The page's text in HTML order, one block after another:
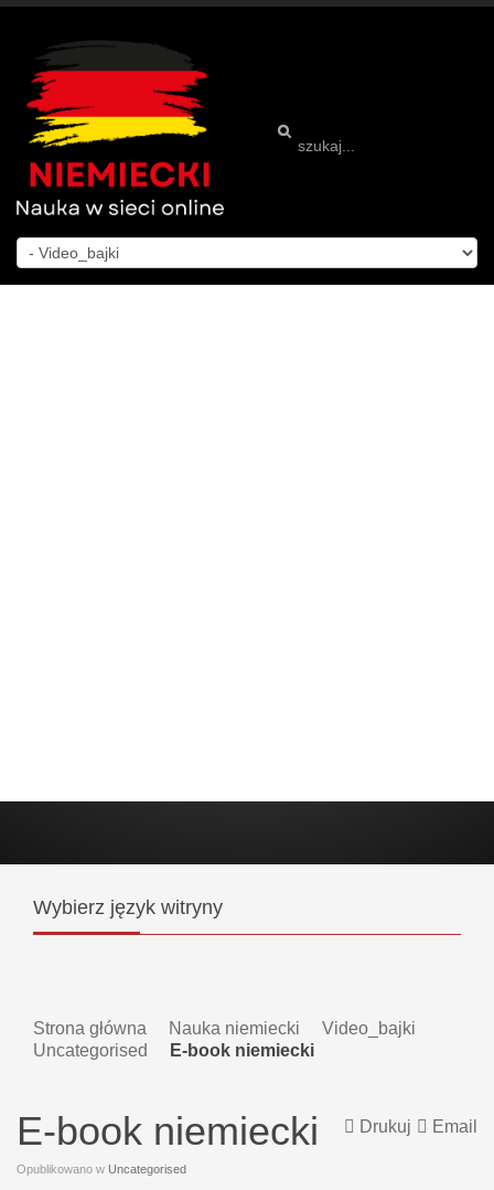
Wybierz język witryny
Strona główna Nauka niemiecki
Video_bajki
Uncategorised
E-book niemiecki
Email
Drukuj
E-book niemiecki
Opublikowano w Uncategorised